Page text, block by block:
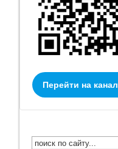
Перейти на канал